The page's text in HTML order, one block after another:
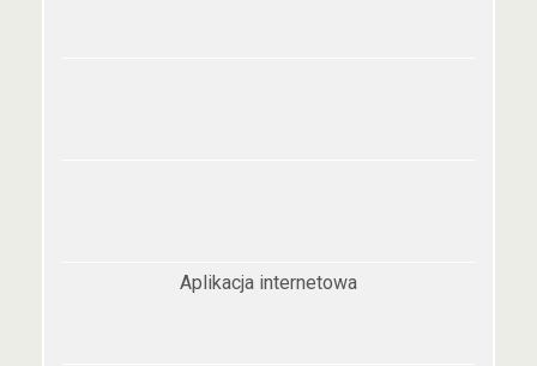
Aplikacja internetowa